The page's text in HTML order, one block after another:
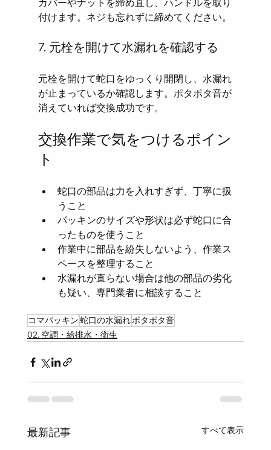
カバーやナットを締め直し、ハンドルを取り
付けます。ネジも忘れずに締めてください。
7. 元栓を開けて水漏れを確認する
元栓を開けて蛇口をゆっくり開閉し、水漏れ
が止まっているか確認します。ポタポタ音が
消えていれば交換成功です。
交換作業で気をつけるポイン
ト
蛇口の部品は力を入れすぎず、丁寧に扱
うこと
パッキンのサイズや形状は必ず蛇口に合
ったものを使うこと
作業中に部品を紛失しないよう、作業ス
ペースを整理すること
水漏れが直らない場合は他の部品の劣化
も疑い、専門業者に相談すること
コマパッキン蛇口の水漏れポタポタ音
02. 空調・給排水・衛生
最新記事 すべて表示